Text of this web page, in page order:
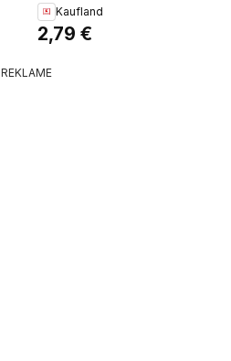
Kaufland
2,79 €
REKLAME